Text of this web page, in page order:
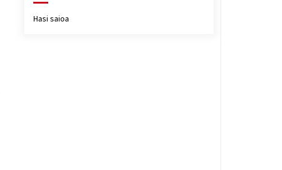
Hasi saioa